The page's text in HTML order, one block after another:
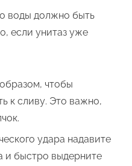
воды должно быть
если унитаз уже
чтобы
к сливу. Это важно,
удара надавите
и быстро выдерните